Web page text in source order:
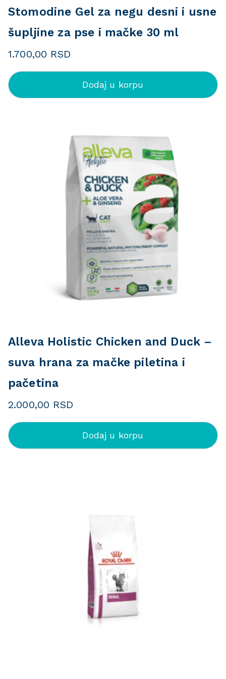
Stomodine Gel za negu desni i usne
šupljine za pse i mačke 30 ml
1.700,00 RSD
Dodaj u korpu
Alleva Holistic Chicken and Duck –
suva hrana za mačke piletina i
pačetina
2.000,00 RSD
Dodaj u korpu